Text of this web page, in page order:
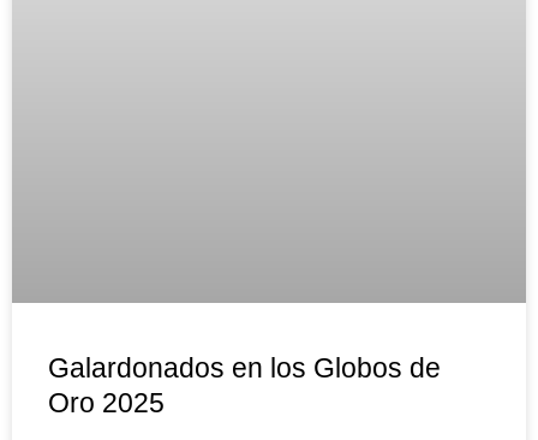
Galardonados en los Globos de
Oro 2025